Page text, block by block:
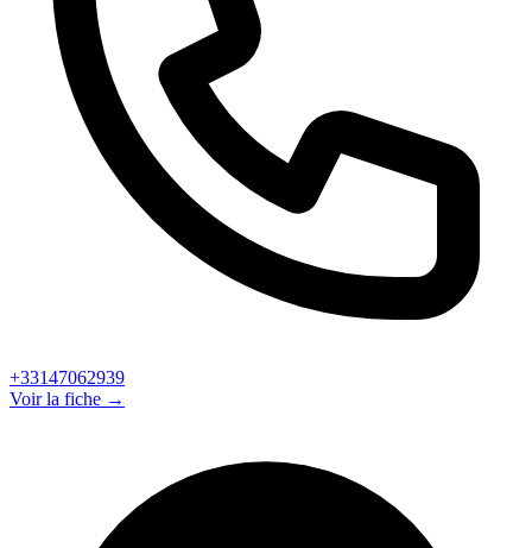
+33147062939
Voir la fiche →